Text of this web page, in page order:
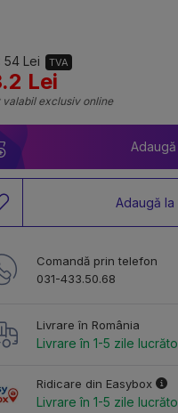
54 Lei TVA
Lei
valabil exclusiv online
Adaugă
Comandă prin telefon
031-433.50.68
Livrare în România
Livrare în 1-5 zile
Ridicare din Easybox
Livrare în 1-5 zile